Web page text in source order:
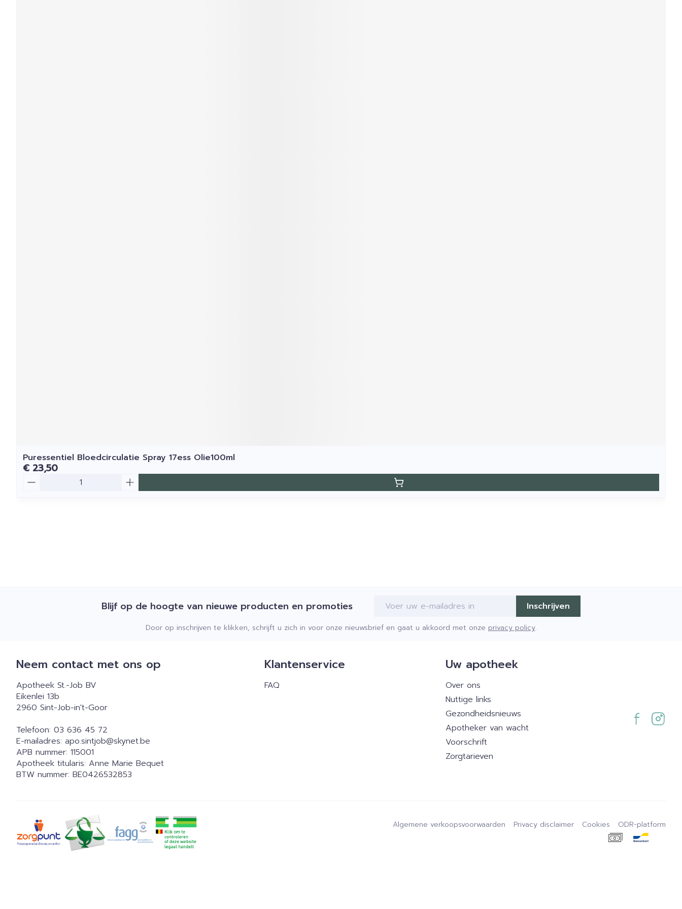
Puressentiel Bloedcirculatie Spray 17ess Olie100ml
€ 23,50
Blijf op de hoogte van nieuwe producten en promoties E-mail adres Inschrijven
Door op inschrijven te klikken, schrijft u zich in voor onze nieuwsbrief en gaat u akkoord met onze privacy policy.
Neem contact met ons op
Apotheek St.-Job BV
Eikenlei 13b
2960 Sint-Job-in't-Goor
Telefoon: 03 636 45 72
E-mailadres: apo.sintjob@skynet.be
APB nummer: 115001
Apotheek titularis: Anne Marie Bequet
BTW nummer: BE0426532853
Klantenservice
FAQ
Uw apotheek
Over ons
Nuttige links
Gezondheidsnieuws
Apotheker van wacht
Voorschrift
Zorgtarieven
Algemene verkoopsvoorwaarden Privacy disclaimer Cookies ODR-platform